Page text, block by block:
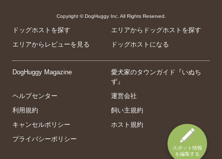
スポット情報
を編集する
Copyright © DogHuggy Inc. All Rights Reserved.
ドッグホストを探す
エリアからドッグホストを探す
エリアからレビューを見る
ドッグホストになる
DogHuggy Magazine
愛犬家のタウンガイド『いぬち
ず』
ヘルプセンター
運営会社
利用規約
飼い主規約
キャンセルポリシー
ホスト規約
プライバシーポリシー